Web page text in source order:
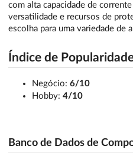
com alta capacidade de
versatilidade e recursos de
escolha para uma variedade de
Índice de
Negócio: 6/10
Hobby: 4/10
Banco de Dados de